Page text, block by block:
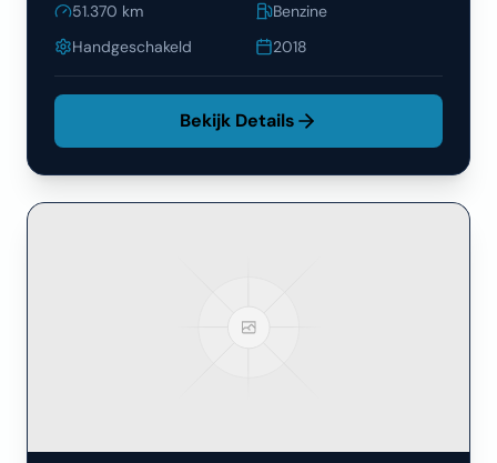
51.370 km
Benzine
Handgeschakeld
2018
Bekijk Details